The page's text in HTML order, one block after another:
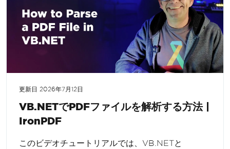
更新日 2026年7月12日
VB.NETでPDFファイルを解析する方法 |
IronPDF
このビデオチュートリアルでは、VB.NETと